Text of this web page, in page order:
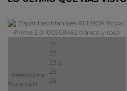
- 15%
Selecciona
una talla
21
22
23.5
25
26